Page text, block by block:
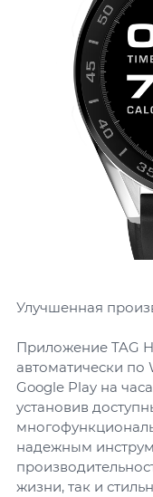
Улучшенная
Приложение TAG
автоматически по
Google Play на
установив
надежным
жизни, так и